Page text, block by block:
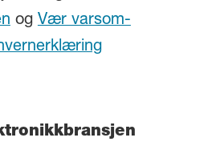
og Vær varsom-